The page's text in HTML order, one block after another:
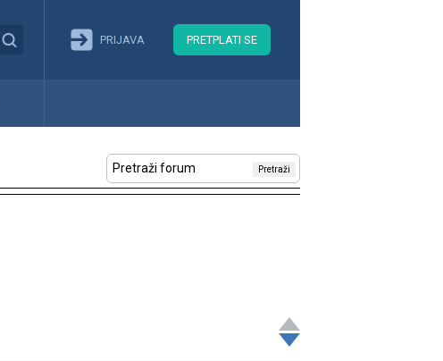
PRIJAVA PRETPLATI SE
Pretraži